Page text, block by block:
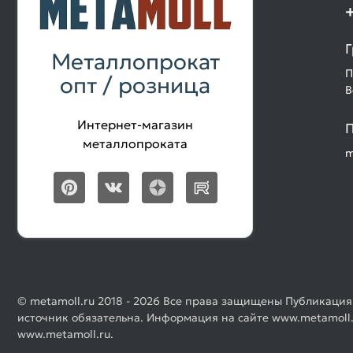
Металлопрокат
опт / розница
Интернет-магазин
металлопроката
© metamoll.ru 2018 - 2026 Все права защищены
источник обязательна. Информация на сайте
www.metamoll.ru.